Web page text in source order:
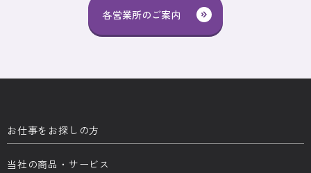
各営業所のご案内
お仕事をお探しの方
当社の商品・サービス